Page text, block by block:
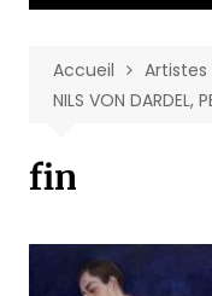
Accueil
Artistes
NILS VON DARDEL,
fin